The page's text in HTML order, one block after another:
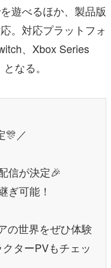
遊べるほか、製品版
。対応プラットフォ
、Xbox Series
なる。
🎊／
信が決定🎉
ぎ可能！
の世界をぜひ体験
ターPVもチェッ